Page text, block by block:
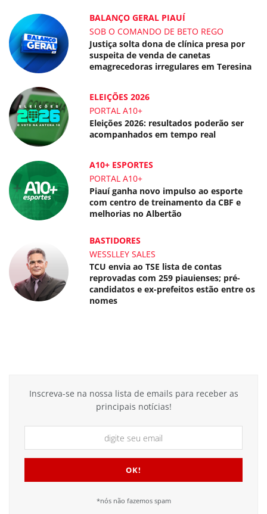
BALANÇO GERAL PIAUÍ
SOB O COMANDO DE BETO REGO
Justiça solta dona de clínica presa por
suspeita de venda de canetas
emagrecedoras irregulares em Teresina
ELEIÇÕES 2026
PORTAL A10+
Eleições 2026: resultados poderão ser
acompanhados em tempo real
A10+ ESPORTES
PORTAL A10+
Piauí ganha novo impulso ao esporte
com centro de treinamento da CBF e
melhorias no Albertão
BASTIDORES
WESSLLEY SALES
TCU envia ao TSE lista de contas
reprovadas com 259 piauienses; pré-
candidatos e ex-prefeitos estão entre os
nomes
Inscreva-se na nossa lista de emails para receber as
principais notícias!
*nós não fazemos spam